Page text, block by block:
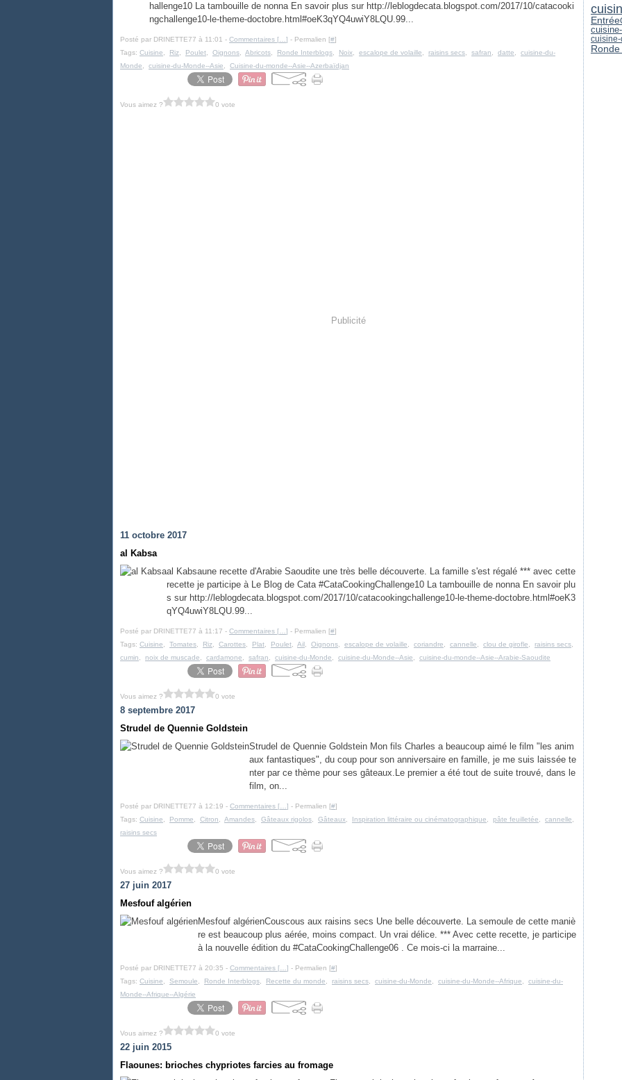
hallenge10 La tambouille de nonna En savoir plus sur http://leblogdecata.blogspot.com/2017/10/catacooki
ngchallenge10-le-theme-doctobre.html#oeK3qYQ4uwiY8LQU.99...
Posté par DRINETTE77 à 11:01 - Commentaires [ ] - Permalien [#]
Tags: Cuisine Riz Poulet Oignons Abricots Ronde Interblogs Noix escalope de volaille raisins secs safran datte
cuisine-du-
Monde
cuisine-du-Monde--Asie Cuisine-du-monde--Asie--Azerbaïdjan
Vous aimez ? 0 vote
Publicité
11 octobre 2017
al Kabsa
al Kabsaune recette d'Arabie Saoudite une très belle découverte. La famille s'est régalé *** avec cette
recette je participe à Le Blog de Cata #CataCookingChallenge10 La tambouille de nonna En savoir plu
s sur http://leblogdecata.blogspot.com/2017/10/catacookingchallenge10-le-theme-doctobre.html#oeK3
qYQ4uwiY8LQU.99...
Posté par DRINETTE77 à 11:17 - Commentaires [ ] - Permalien [#]
Tags: Cuisine Tomates Riz Carottes Plat Poulet Ail Oignons escalope de volaille coriandre cannelle clou de girofle raisins secs
cumin
noix de muscade cardamone safran cuisine-du-Monde cuisine-du-Monde--Asie cuisine-du-monde--Asie--Arabie-Saoudite
Vous aimez ? 0 vote
8 septembre 2017
Strudel de Quennie Goldstein
Strudel de Quennie Goldstein Mon fils Charles a beaucoup aimé le film "les anim
aux fantastiques", du coup pour son anniversaire en famille, je me suis laissée te
nter par ce thème pour ses gâteaux.Le premier a été tout de suite trouvé, dans le
film, on...
Posté par DRINETTE77 à 12:19 - Commentaires [ ] - Permalien [#]
Tags: Cuisine Pomme Citron Amandes Gâteaux rigolos Gâteaux Inspiration littéraire ou cinématographique pâte feuilletée cannelle
raisins secs
Vous aimez ? 0 vote
27 juin 2017
Mesfouf algérien
Mesfouf algérienCouscous aux raisins secs Une belle découverte. La semoule de cette maniè
re est beaucoup plus aérée, moins compact. Un vrai délice. *** Avec cette recette, je participe
à la nouvelle édition du #CataCookingChallenge06 . Ce mois-ci la marraine...
Posté par DRINETTE77 à 20:35 - Commentaires [ ] - Permalien [#]
Tags: Cuisine Semoule Ronde Interblogs Recette du monde raisins secs cuisine-du-Monde cuisine-du-Monde--Afrique
cuisine-du-
Monde--Afrique--Algérie
Vous aimez ? 0 vote
22 juin 2015
Flaounes: brioches chypriotes farcies au fromage
Entrée